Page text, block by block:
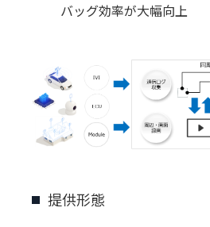
バッグ効率が大幅向上
提供形態